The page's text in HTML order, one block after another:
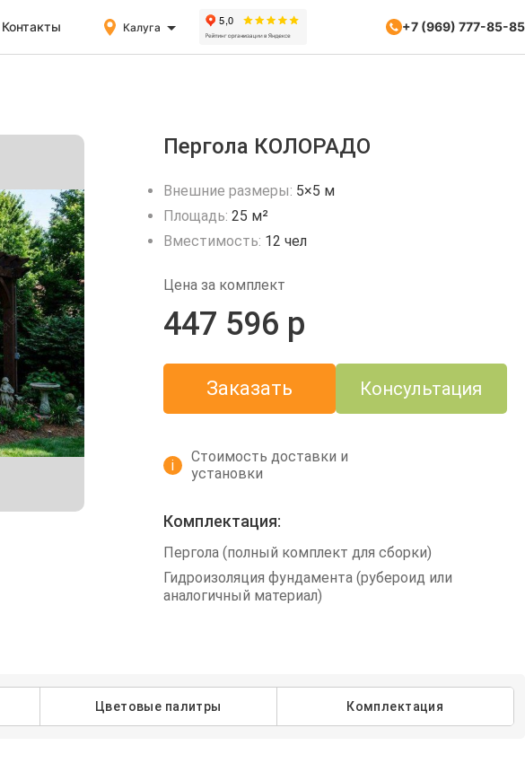
Контакты Калуга +7 (969) 777-85-85
Пергола КОЛОРАДО
Внешние размеры: 5×5 м
Площадь:25 м²
Вместимость: 12 чел
Цена за комплект
447 596 р
Заказать Консультация
i
Стоимость доставки и
установки
Комплектация:
Пергола (полный комплект для сборки)
Гидроизоляция фундамента (рубероид или
аналогичный материал)
Цветовые палитры Комплектация